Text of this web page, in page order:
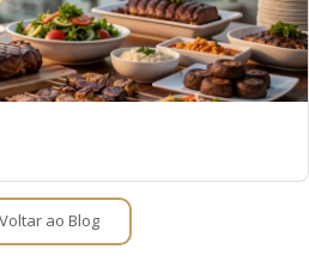
Voltar ao Blog